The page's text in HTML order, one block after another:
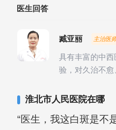
医生回答
臧亚丽 主治医
具有丰富的中
验，对久治不
淮北市人民医院在哪
“医生，我这白斑是不